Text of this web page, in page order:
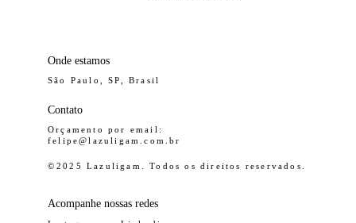
Onde estamos
São Paulo, SP, Brasil
Contato
Orçamento por email:
felipe@lazuligam.com.br
Acompanhe nossas redes
© 2025 Lazuligam. Todos os direitos reservados.